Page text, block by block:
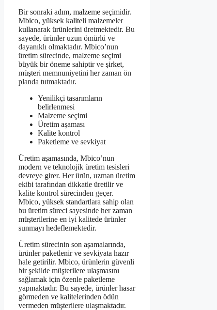
Bir sonraki adım, malzeme seçimidir.
Mbico, yüksek kaliteli malzemeler
kullanarak ürünlerini üretmektedir. Bu
sayede, ürünler uzun ömürlü ve
dayanıklı olmaktadır. Mbico’nun
üretim sürecinde, malzeme seçimi
büyük bir öneme sahiptir ve şirket,
müşteri memnuniyetini her zaman ön
planda tutmaktadır.
Yenilikçi tasarımların
belirlenmesi
Malzeme seçimi
Üretim aşaması
Kalite kontrol
Paketleme ve sevkiyat
Üretim aşamasında, Mbico’nun
modern ve teknolojik üretim tesisleri
devreye girer. Her ürün, uzman üretim
ekibi tarafından dikkatle üretilir ve
kalite kontrol sürecinden geçer.
Mbico, yüksek standartlara sahip olan
bu üretim süreci sayesinde her zaman
müşterilerine en iyi kalitede ürünler
sunmayı hedeflemektedir.
Üretim sürecinin son aşamalarında,
ürünler paketlenir ve sevkiyata hazır
hale getirilir. Mbico, ürünlerin güvenli
bir şekilde müşterilere ulaşmasını
sağlamak için özenle paketleme
yapmaktadır. Bu sayede, ürünler hasar
görmeden ve kalitelerinden ödün
vermeden müşterilere ulaşmaktadır.